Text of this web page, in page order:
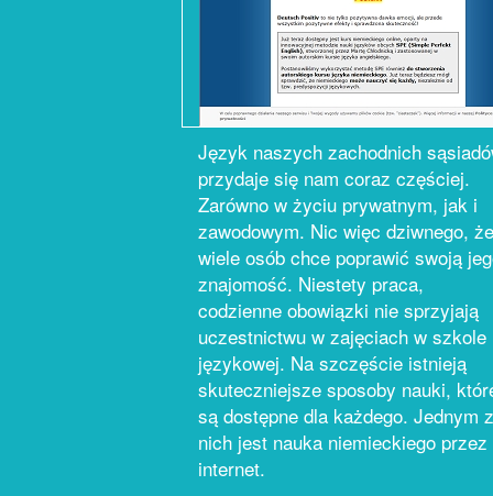
Język naszych zachodnich
przydaje się nam coraz częściej.
Zarówno w życiu prywatnym, jak i
zawodowym. Nic więc dziwnego, że
wiele osób chce poprawić swoją
znajomość. Niestety praca,
codzienne obowiązki nie sprzyjają
uczestnictwu w zajęciach w szkole
językowej. Na szczęście istnieją
skuteczniejsze sposoby nauki,
są dostępne dla każdego. Jednym z
nich jest nauka niemieckiego przez
internet.